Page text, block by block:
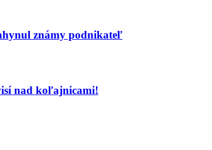
známy podnikateľ
nad koľajnicami!